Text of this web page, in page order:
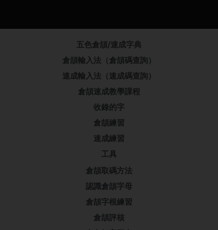
五色倉頡/速成字典
倉頡輸入法（倉頡碼查詢）
速成輸入法（速成碼查詢）
倉頡速成教學課程
收錄的字
倉頡練習
速成練習
工具
倉頡取碼方法
認識倉頡字母
倉頡字根練習
倉頡評核